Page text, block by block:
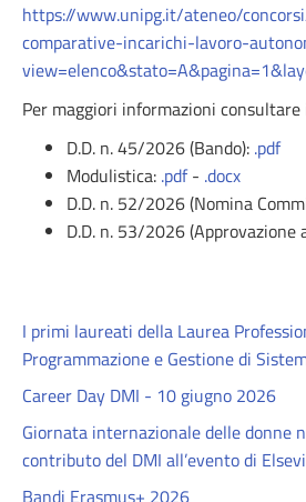
https://www.unipg.it/ateneo/
comparative-incarichi-lavoro-
Per maggiori informazioni
D.D. n. 45/2026 (Bando): .pdf
Modulistica: .pdf- .docx
D.D. n. 52/2026 (Nomina
D.D. n. 53/2026 (Approvazione
I primi laureati della Laurea
Programmazione e Gestione di
Career Day DMI - 10 giugno 2026
Giornata internazionale delle donne
contributo del DMI all’evento di
Bandi Erasmus+ 2026